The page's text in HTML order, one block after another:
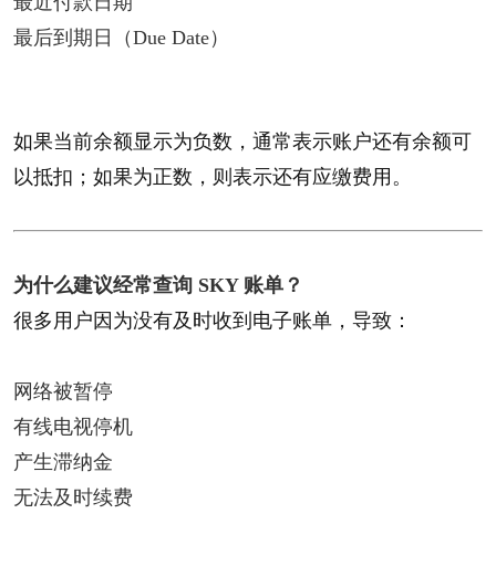
最后到期日（Due Date）
如果当前余额显示为负数，通常表示账户还有余额可
以抵扣；如果为正数，则表示还有应缴费用。
为什么建议经常查询 SKY 账单？​
很多用户因为没有及时收到电子账单，导致：
网络被暂停
有线电视停机
产生滞纳金
无法及时续费